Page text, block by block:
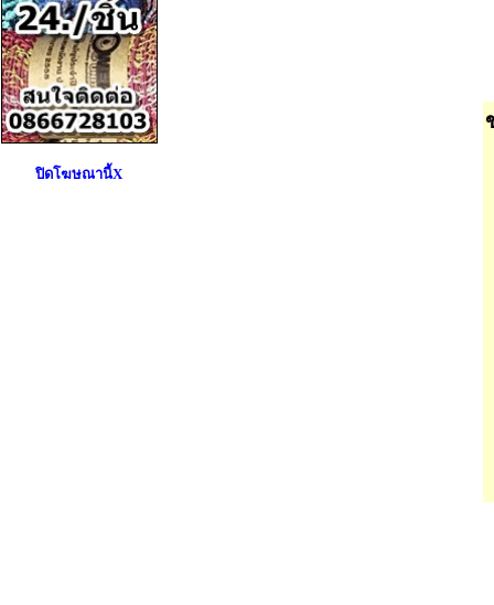
ปิดโฆษณานี้X